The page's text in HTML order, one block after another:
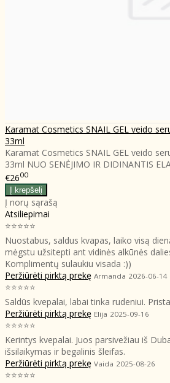
Karamat Cosmetics SNAIL GEL veido
33ml
Karamat Cosmetics SNAIL GEL veido
33ml NUO SENĖJIMO IR DIDINANTIS
€2600
Į norų sąrašą
Atsiliepimai
⭐⭐⭐⭐⭐
Nuostabus, saldus kvapas, laiko visą
mėgstu užsitepti ant vidinės alkūnės
Komplimentų sulaukiu visada :))
Peržiūrėti pirktą prekę Armanda 2026-06-14
⭐⭐⭐⭐⭐
Saldūs kvepalai, labai tinka rudeniui.
Peržiūrėti pirktą prekę Elija 2025-09-16
⭐⭐⭐⭐⭐
Kerintys kvepalai. Juos parsivežiau iš
išsilaikymas ir begalinis šleifas.
Peržiūrėti pirktą prekę Vaida 2025-08-26
⭐⭐⭐⭐⭐